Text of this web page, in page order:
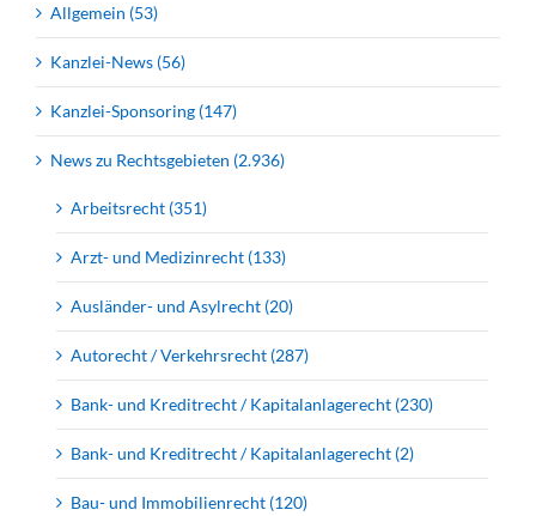
Allgemein (53)
Kanzlei-News (56)
Kanzlei-Sponsoring (147)
News zu Rechtsgebieten (2.936)
Arbeitsrecht (351)
Arzt- und Medizinrecht (133)
Ausländer- und Asylrecht (20)
Autorecht / Verkehrsrecht (287)
Bank- und Kreditrecht / Kapitalanlagerecht (230)
Bank- und Kreditrecht / Kapitalanlagerecht (2)
Bau- und Immobilienrecht (120)